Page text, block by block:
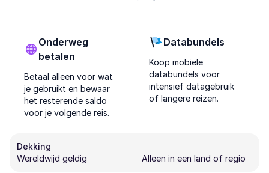
Onderweg
betalen
Betaal alleen voor wat
je gebruikt en bewaar
het resterende saldo
voor je volgende reis.
Databundels
Koop mobiele
databundels voor
intensief datagebruik
of langere reizen.
Dekking
Wereldwijd geldig
Alleen in een land of regio